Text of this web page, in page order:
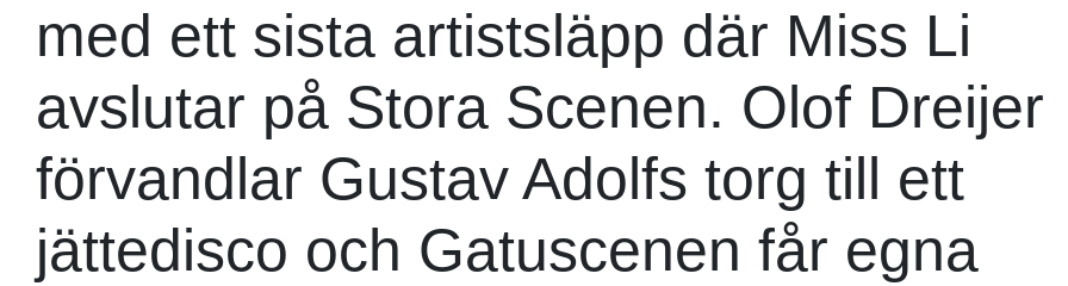
med ett sista artistsläpp där Miss Li
avslutar på Stora Scenen. Olof Dreijer
förvandlar Gustav Adolfs torg till ett
jättedisco och Gatuscenen får egna